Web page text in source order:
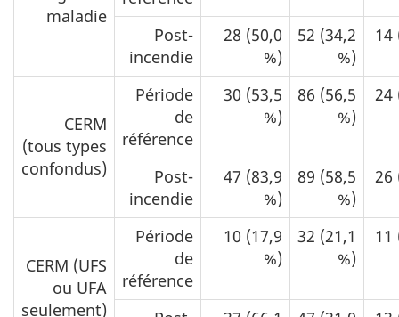
maladie
Post-
incendie
28 (50,0
%)
52 (34,2
%)
14
CERM
(tous types
confondus)
Période
de
référence
30 (53,5
%)
86 (56,5
%)
24
Post-
incendie
47 (83,9
%)
89 (58,5
%)
26
CERM (UFS
ou UFA
seulement)
Période
de
référence
10 (17,9
%)
32 (21,1
%)
11